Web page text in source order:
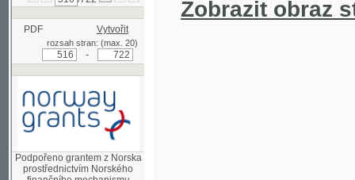
PDF Vytvořit
rozsah stran: (max. 20)
Podpořeno grantem z Norska
prostřednictvím Norského